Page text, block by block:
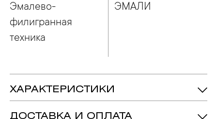
Эмалево-
филигранная
техника
ЭМАЛИ
ХАРАКТЕРИСТИКИ
ДОСТАВКА И ОПЛАТА